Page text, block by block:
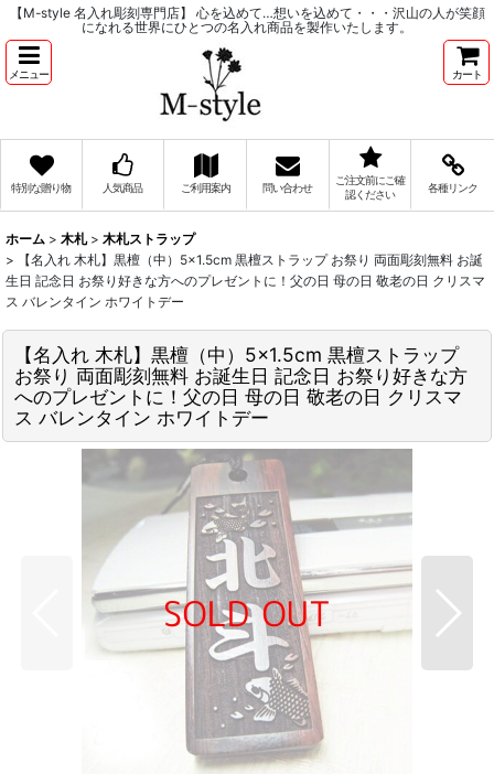
【M-style 名入れ彫刻専門店】 心を込めて…想いを込めて・・・沢山の人が笑顔
になれる世界にひとつの名入れ商品を製作いたします。
メニュー カート
特別な贈り物 人気商品 ご利用案内 問い合わせ
ご注文前にご確
認ください
各種リンク
ホーム > 木札 > 木札ストラップ
>
【名入れ 木札】黒檀（中）5×1.5cm 黒檀ストラップ お祭り 両面彫刻無料 お誕
生日 記念日 お祭り好きな方へのプレゼントに！父の日 母の日 敬老の日 クリスマ
ス バレンタイン ホワイトデー
【名入れ 木札】黒檀（中）5×1.5cm 黒檀ストラップ
お祭り 両面彫刻無料 お誕生日 記念日 お祭り好きな方
へのプレゼントに！父の日 母の日 敬老の日 クリスマ
ス バレンタイン ホワイトデー